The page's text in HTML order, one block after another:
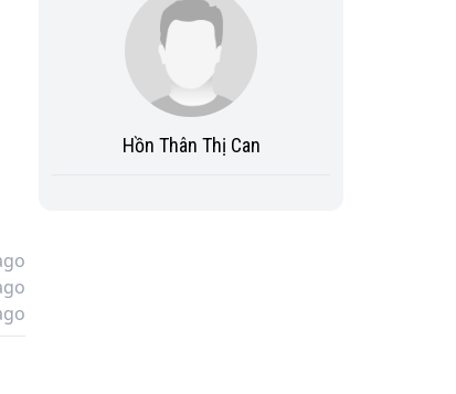
Hồn Thân Thị Can